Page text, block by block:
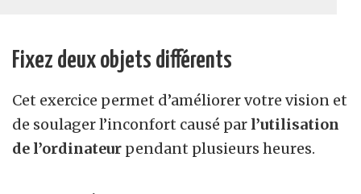
Fixez deux objets différents
Cet exercice permet d’améliorer votre vision et
de soulager l’inconfort causé par l’utilisation
de l’ordinateur pendant plusieurs heures.